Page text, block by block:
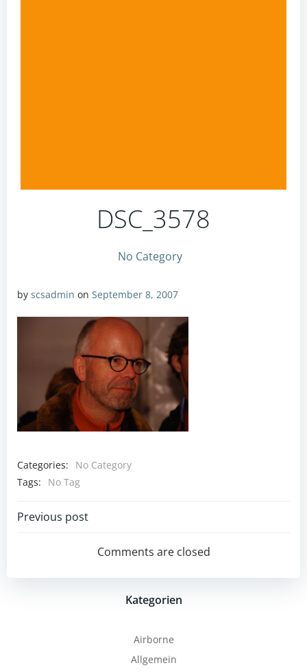
DSC_3578
No Category
by scsadmin on September 8, 2007
Categories:
No Category
Tags:
No Tag
Post
navigation
Previous post
Comments are closed
Kategorien
Airborne
Allgemein